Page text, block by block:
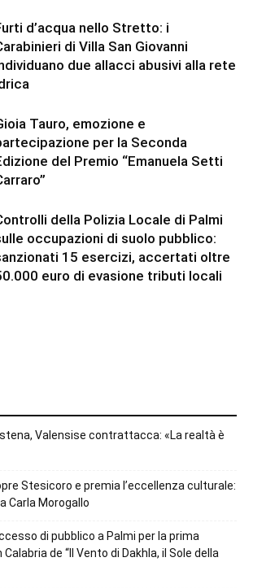
d’acqua nello Stretto: i
di Villa San Giovanni
due allacci abusivi alla rete
Tauro, emozione e
per la Seconda
del Premio “Emanuela Setti
della Polizia Locale di Palmi
occupazioni di suolo pubblico:
15 esercizi, accertati oltre
euro di evasione tributi locali
Valensise contrattacca: «La realtà è
Stesicoro e premia l’eccellenza culturale:
Carla Morogallo
di pubblico a Palmi per la prima
de “Il Vento di Dakhla, il Sole della